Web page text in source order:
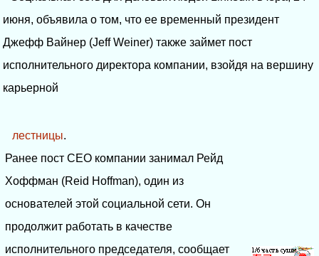
июня, объявила о том, что ее временный президент
Джефф Вайнер (Jeff Weiner) также займет пост
исполнительного директора компании, взойдя на вершину
карьерной
лестницы.
Ранее пост СЕО компании занимал Рейд
Хоффман (Reid Hoffman), один из
основателей этой социальной сети. Он
продолжит работать в качестве
исполнительного председателя, сообщает